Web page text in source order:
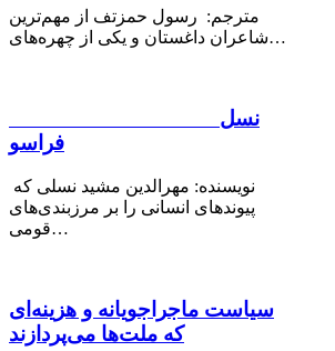
مترجم: رسول حمزتف از مهم‌ترین
شاعران داغستان و یکی از چهره‌های…
فراسو
پیوندهای انسانی را بر مرزبندی‌های
قومی…
سیاست ماجراجویانه و هزینه‌ای
که ملت‌ها می‌پردازند